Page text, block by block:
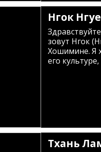
Нгок
зовут Нгок
Хошимине. Я
его
Тхань